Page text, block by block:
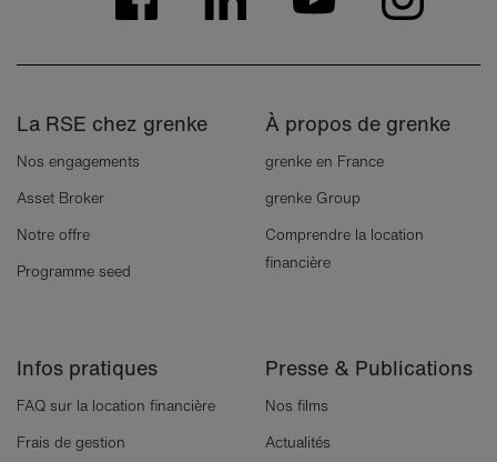
La RSE chez grenke
Nos engagements
Asset Broker
Notre offre
Programme seed
À propos de grenke
grenke en France
grenke Group
Comprendre la location
financière
Infos pratiques
FAQ sur la location financière
Frais de gestion
Presse & Publications
Nos films
Actualités